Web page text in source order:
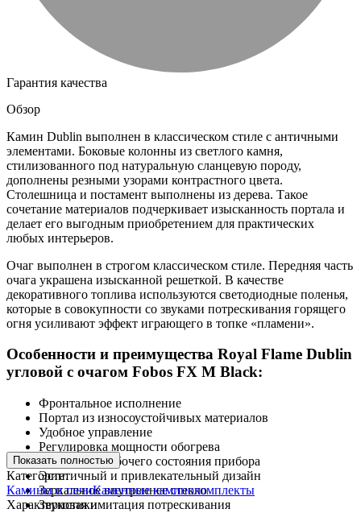
Гарантия качества
Обзор
Камин Dublin выполнен в классическом стиле с античными
элементами. Боковые колонны из светлого камня,
стилизованного под натуральную сланцевую породу,
дополнены резными узорами контрастного цвета.
Столешница и постамент выполнены из дерева. Такое
сочетание материалов подчеркивает изысканность портала и
делает его выгодным приобретением для практических
любых интерьеров.
Очаг выполнен в строгом классическом стиле. Передняя часть
очага украшена изысканной решеткой. В качестве
декоративного топлива используются светодиодные поленья,
которые в совокупности со звуками потрескивания горящего
огня усиливают эффект играющего в топке «пламени».
Особенности и преимущества Royal Flame Dublin
угловой с очагом Fobos FX M Black:
Фронтальное исполнение
Портал из износоустойчивых материалов
Удобное управление
Регулировка мощности обогрева
Индикатор рабочего состояния прибора
Эстетичный и привлекательный дизайн
Зеркальное внутреннее стекло
Звуковая имитация потрескивания
Показать полностью
Категории:
Камины и печиКаменные каминокомплекты
Характеристики